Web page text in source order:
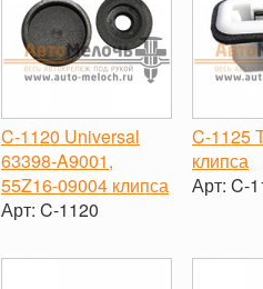
C-1120 Universal
63398-A9001,
55Z16-09004 клипса
Арт: C-1120
-
+
C-1125
клипса
Арт: C-